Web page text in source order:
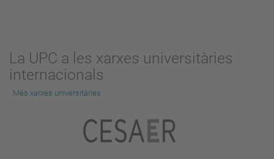
La UPC a les xarxes universitàries
internacionals
Més xarxes universitàries